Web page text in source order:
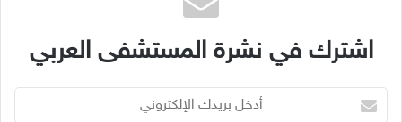
اشترك في نشرة المستشفى العربي
بريدك